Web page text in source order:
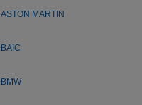
ASTON MARTIN
BAIC
BMW